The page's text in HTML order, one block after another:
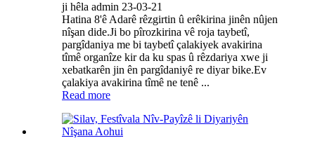
ji hêla admin 23-03-21
Hatina 8'ê Adarê rêzgirtin û erêkirina jinên nûjen
nîşan dide.Ji bo pîrozkirina vê roja taybetî,
pargîdaniya me bi taybetî çalakiyek avakirina
tîmê organîze kir da ku spas û rêzdariya xwe ji
xebatkarên jin ên pargîdaniyê re diyar bike.Ev
çalakiya avakirina tîmê ne tenê ...
Read more